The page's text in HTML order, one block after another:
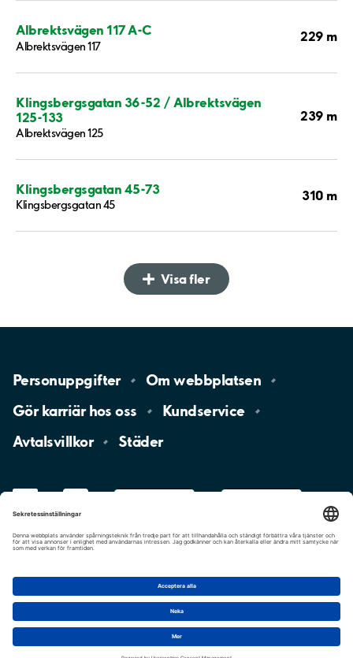
Albrektsvägen 117 A-C
Albrektsvägen 117
229 m
Klingsbergsgatan 36-52 / Albrektsvägen
125-133
Albrektsvägen 125
239 m
Klingsbergsgatan 45-73
Klingsbergsgatan 45
310 m
Visa fler
Personuppgifter Omwebbplatsen
Gör karriär hososs
Kundservice
Avtalsvillkor
Städer
Cookie-inställningar